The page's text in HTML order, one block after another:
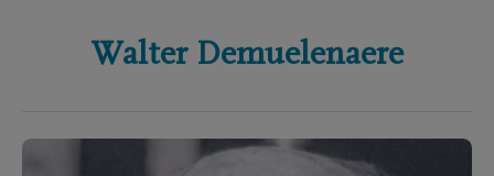
Walter Demuelenaere